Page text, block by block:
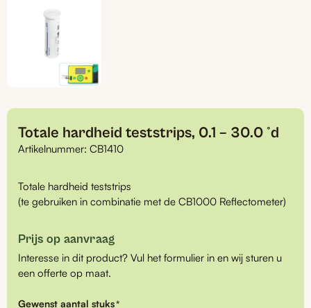
Totale hardheid teststrips, 0.1 – 30.0 °d
Artikelnummer: CB1410
Totale hardheid teststrips
(te gebruiken in combinatie met de CB1000 Reflectometer)
Prijs op aanvraag
Interesse in dit product? Vul het formulier in en wij sturen u
een offerte op maat.
Gewenst aantal stuks*